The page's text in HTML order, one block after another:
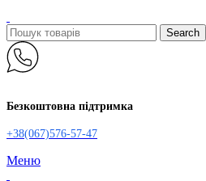
Search
Безкоштовна підтримка
+38(067)576-57-47
Меню